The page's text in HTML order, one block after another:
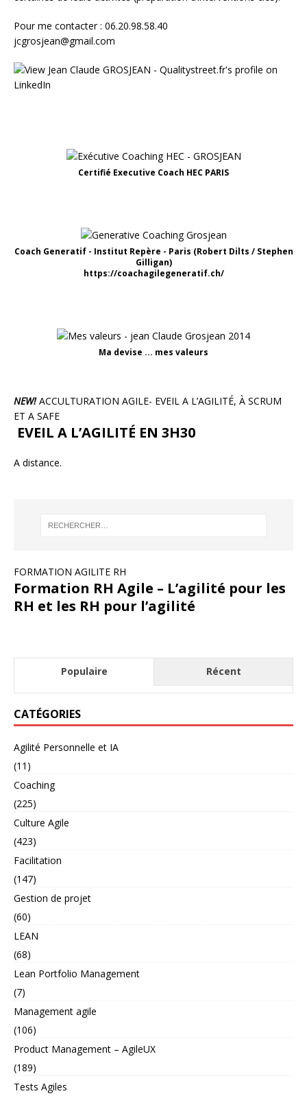
Pour me contacter : 06.20.98.58.40
jcgrosjean@gmail.com
Certifié Executive Coach HEC PARIS
Coach Generatif - Institut Repère - Paris (Robert Dilts / Stephen
Gilligan)
https://coachagilegeneratif.ch/
Ma devise ... mes valeurs
NEW!ACCULTURATION AGILE- EVEIL A L’AGILITÉ, À SCRUM
ET A SAFE
EVEIL A L’AGILITÉ EN 3H30
A distance.
FORMATION AGILITE RH
Formation RH Agile – L’agilité pour les
RH et les RH pour l’agilité
Populaire Récent
CATÉGORIES
Agilité Personnelle et IA
(11)
Coaching
(225)
Culture Agile
(423)
Facilitation
(147)
Gestion de projet
(60)
LEAN
(68)
Lean Portfolio Management
(7)
Management agile
(106)
Product Management – AgileUX
(189)
Tests Agiles